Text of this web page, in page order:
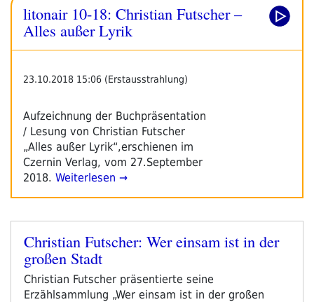
Wehrt
Euch!
Du
Dich
Einer
Demokratie
Engagieren
Und
Die
Welt
litonair 10-18: Christian Futscher –
Alles außer Lyrik
23.10.2018 15:06 (Erstausstrahlung)
Aufzeichnung der Buchpräsentation
/ Lesung von Christian Futscher
„Alles außer Lyrik“,erschienen im
Czernin Verlag, vom 27.September
2018. Weiterlesen →
Veröffentlicht
am
Christian Futscher: Wer einsam ist in der
großen Stadt
Christian Futscher präsentierte seine
Erzählsammlung „Wer einsam ist in der großen